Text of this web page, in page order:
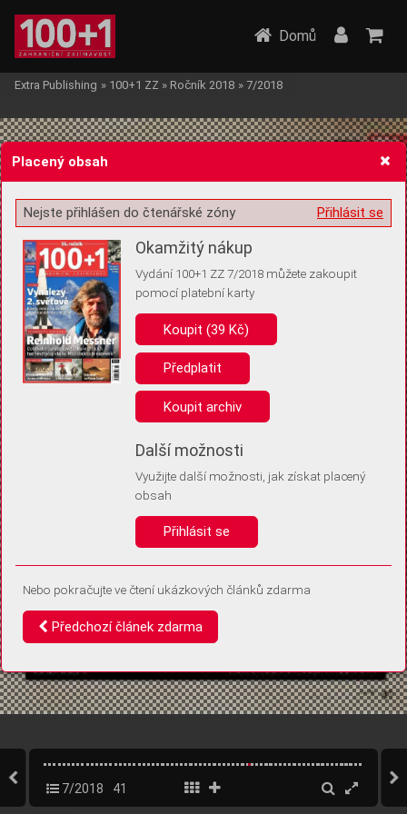
Žádost o souhlas s ukládáním volitelných informací
Pro základní fungování webu nepotřebujeme ukládat žádné informace
(tzv. cookies apod.). Rádi bychom vás ale požádali o souhlas s
uložením volitelných informací:
Anonymní unikátní ID
Díky němu příště poznáme, že se jedná o stejné zařízení, a
Identifikátor je zcela anonymní.
Vaše souhlasy a odmítnutí si ukládáme do vašeho zařízení, abychom se
vás už příště znovu neptali. Můžete je kdykoli později upravit ve Správě
Domů
Extra Publishing » 100+1 ZZ » Ročník 2018 » 7/2018
7/2018 41
Placený obsah
Přihlásit se
Nejste přihlášen do čtenářské zóny
Okamžitý nákup
Vydání 100+1 ZZ 7/2018 můžete zakoupit
pomocí platební karty
Koupit (39 Kč)
Předplatit
Koupit archiv
Další možnosti
Využijte další možnosti, jak získat placený
obsah
Přihlásit se
Nebo pokračujte ve čtení ukázkových článků zdarma
Předchozí článek zdarma